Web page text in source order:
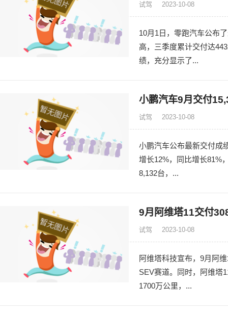
试驾 2023-10-08
10月1日，零跑汽车公布
高，三季度累计交付达
绩，充分显示了...
小鹏汽车9月交付
试驾 2023-10-08
小鹏汽车公布最新交付成
增长12%，同比增长81%
8,132台，...
9月阿维塔11交付
试驾 2023-10-08
阿维塔科技宣布，9月阿
SEV赛道。同时，阿维塔
1700万公里，...